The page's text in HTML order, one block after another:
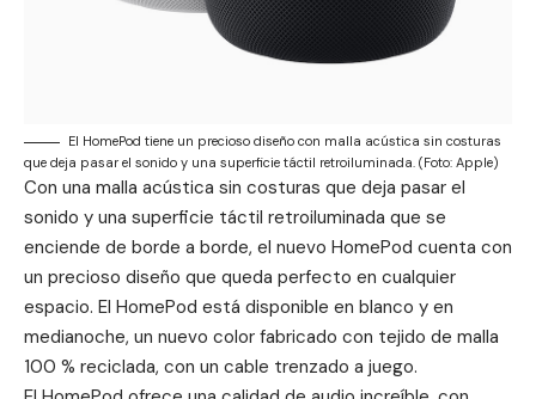
El HomePod tiene un precioso diseño con malla acústica sin costuras
que deja pasar el sonido y una superficie táctil retroiluminada. (Foto: Apple)
Con una malla acústica sin costuras que deja pasar el
sonido y una superficie táctil retroiluminada que se
enciende de borde a borde, el nuevo HomePod cuenta con
un precioso diseño que queda perfecto en cualquier
espacio. El HomePod está disponible en blanco y en
medianoche, un nuevo color fabricado con tejido de malla
100 % reciclada, con un cable trenzado a juego.